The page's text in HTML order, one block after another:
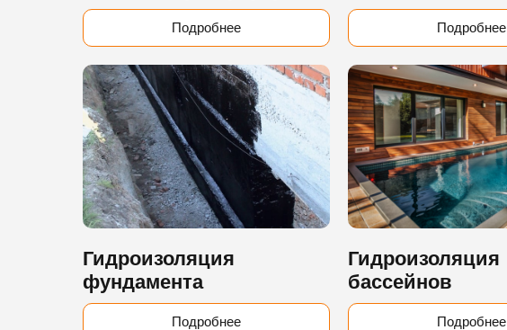
Подробнее Подробнее
Гидроизоляция
фундамента
Подробнее
Гидроизоляция
бассейнов
Подробнее